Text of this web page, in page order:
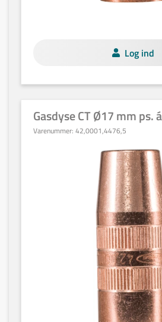
Log ind
Gasdyse CT Ø17 mm ps.
Varenummer: 42,0001,4476,5